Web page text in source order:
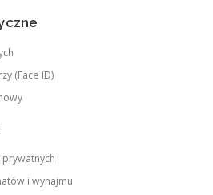
(Face ID)
i wynajmu